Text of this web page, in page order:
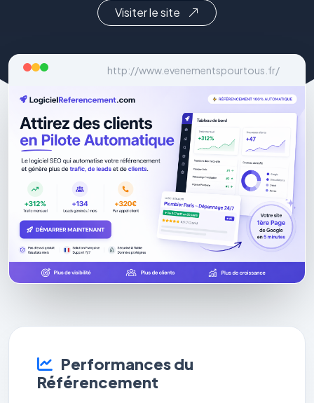
Visiter le site
http://www.evenementspourtous.fr/
Performances du
Référencement